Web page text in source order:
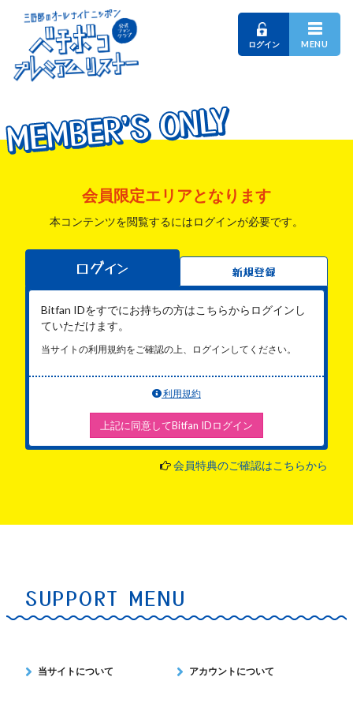
ログイン MENU
MEMBER'S ONLY
MEMBER'S ONLY
MEMBER'S ONLY
会員限定エリアとなります
本コンテンツを閲覧するにはログインが必要です。
ログイン 新規登録
Bitfan IDをすでにお持ちの方はこちらからログインし
ていただけます。
当サイトの利用規約をご確認の上、ログインしてください。
利用規約
上記に同意してBitfan IDログイン
会員特典のご確認はこちらから
SUPPORT MENU
当サイトについて アカウントについて